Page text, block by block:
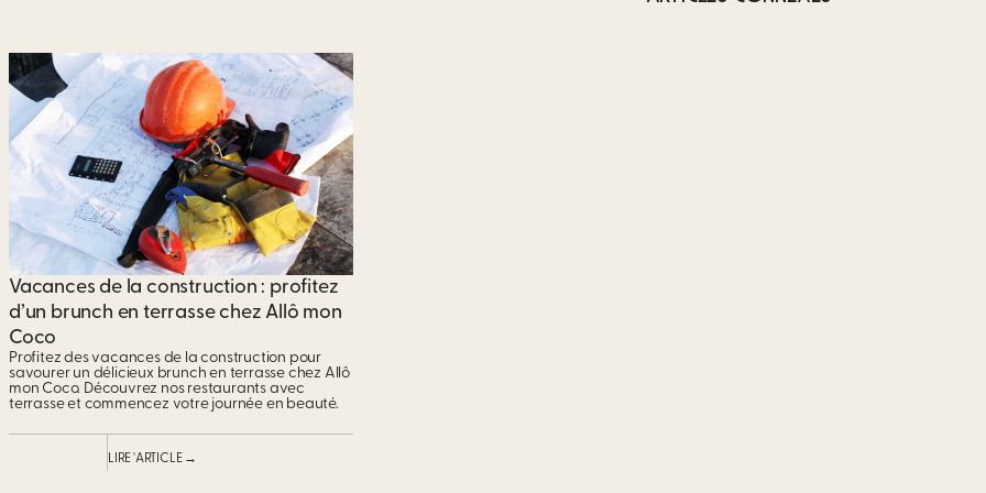
Vacances de la construction : profitez
d’un brunch en terrasse chez Allô mon
Coco
Profitez des vacances de la construction pour
savourer un délicieux brunch en terrasse chez Allô
mon Coco. Découvrez nos restaurants avec
terrasse et commencez votre journée en beauté.
LIRE 'ARTICLE →